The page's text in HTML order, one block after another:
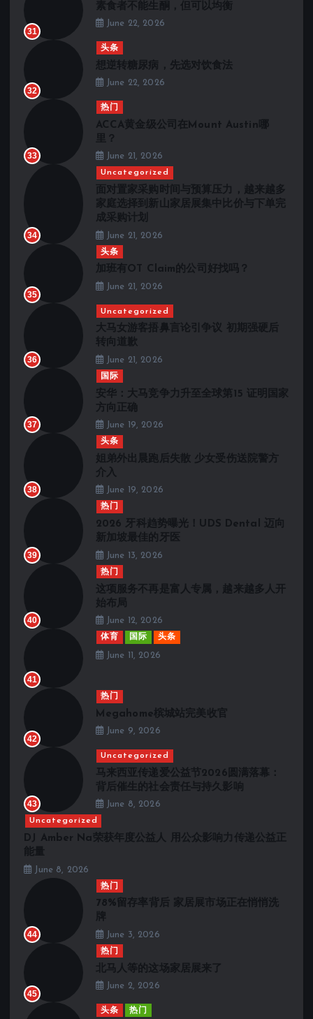
31
素食者不能生酮，但可以均衡
June 22, 2026
32
头条
想逆转糖尿病，先选对饮食法
June 22, 2026
33
热门
ACCA黄金级公司在Mount Austin哪
里？
June 21, 2026
34
Uncategorized
面对置家采购时间与预算压力，越来越多
家庭选择到新山家居展集中比价与下单完
成采购计划
June 21, 2026
35
头条
加班有OT Claim的公司好找吗？
June 21, 2026
36
Uncategorized
大马女游客捂鼻言论引争议 初期强硬后
转向道歉
June 21, 2026
37
国际
安华：大马竞争力升至全球第15 证明国家
方向正确
June 19, 2026
38
头条
姐弟外出晨跑后失散 少女受伤送院警方
介入
June 19, 2026
39
热门
2026 牙科趋势曝光！UDS Dental 迈向
新加坡最佳的牙医
June 13, 2026
40
热门
这项服务不再是富人专属，越来越多人开
始布局
June 12, 2026
41
体育 国际 头条
June 11, 2026
42
热门
Megahome槟城站完美收官
June 9, 2026
43
Uncategorized
马来西亚传递爱公益节2026圆满落幕：
背后催生的社会责任与持久影响
June 8, 2026
Uncategorized
DJ Amber Na荣获年度公益人 用公众影响力传递公益正
能量
June 8, 2026
44
热门
78%留存率背后 家居展市场正在悄悄洗
牌
June 3, 2026
45
热门
北马人等的这场家居展来了
June 2, 2026
头条 热门